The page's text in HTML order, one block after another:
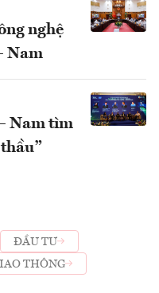
nghệ
Nam
Nam tìm
ĐẦU TƯ
THÔNG